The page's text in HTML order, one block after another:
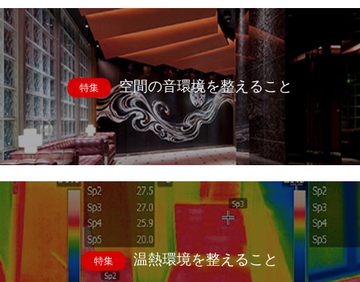
特集 空間の音環境を整えること
特集 温熱環境を整えること